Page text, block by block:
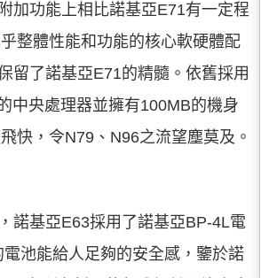
加功能上相比諾基亞E71有一定程
整體性能和功能的核心軟硬體配
留了諾基亞E71的精髓。依舊採用
中央處理器並擁有100MB的機身
快，令N79、N96之流望塵莫及。
諾基亞E63採用了諾基亞BP-4L電
池能給人足夠的安全感，鑒於諾